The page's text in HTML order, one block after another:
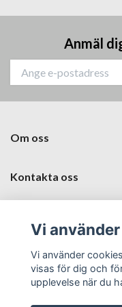
Anmäl
Om oss
Kontakta oss
Sociala medier
Vi
Vi använder
visas för dig och
upplevelse när du